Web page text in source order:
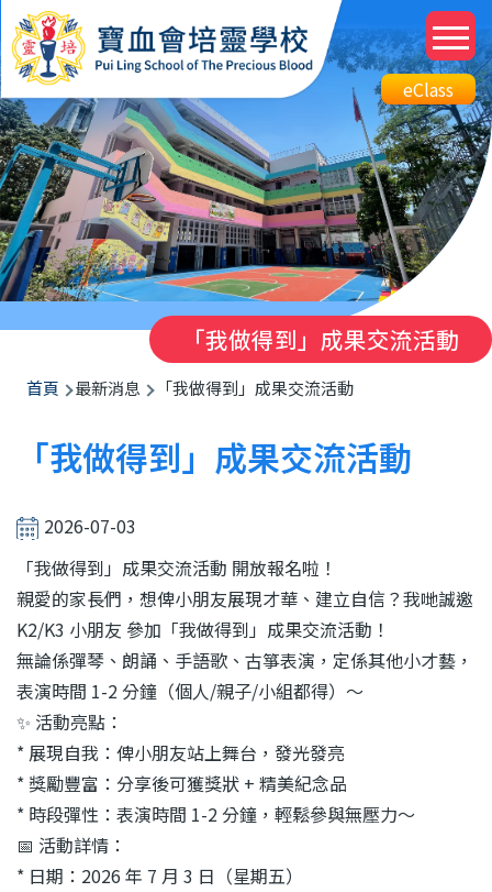
移至主內容
Top
eClass
Btn
eClass
「我做得到」成果交流活動
導
連
首頁 最新消息 「我做得到」成果交流活動
「我做得到」成果交流活動
2026-07-03
「我做得到」成果交流活動 開放報名啦！
親愛的家長們，想俾小朋友展現才華、建立自信？我哋誠邀
K2/K3 小朋友 參加「我做得到」成果交流活動！
無論係彈琴、朗誦、手語歌、古箏表演，定係其他小才藝，
表演時間 1-2 分鐘（個人/親子/小組都得）～
✨ 活動亮點：
* 展現自我：俾小朋友站上舞台，發光發亮
* 獎勵豐富：分享後可獲獎狀 + 精美紀念品
* 時段彈性：表演時間 1-2 分鐘，輕鬆參與無壓力～
📅 活動詳情：
* 日期：2026 年 7 月 3 日（星期五）